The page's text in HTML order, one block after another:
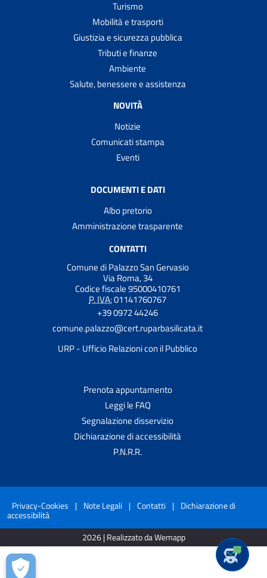
Turismo
Mobilità e trasporti
Giustizia e sicurezza pubblica
Tributi e finanze
Ambiente
Salute, benessere e assistenza
NOVITÀ
Notizie
Comunicati stampa
Eventi
DOCUMENTI E DATI
Albo pretorio
Amministrazione trasparente
CONTATTI
Comune di Palazzo San Gervasio
Via Roma, 34
Codice fiscale 95000410761
P. IVA:01141760767
+39 0972 44246
comune.palazzo@cert.ruparbasilicata.it
URP - Ufficio Relazioni con il Pubblico
Prenota appuntamento
Leggi le FAQ
Segnalazione disservizio
Dichiarazione di accessibilità
P.N.R.R.
Privacy-Cookies | Note Legali | Contatti | Dichiarazione di
accessibilità
2026 | Realizzato da Wemapp